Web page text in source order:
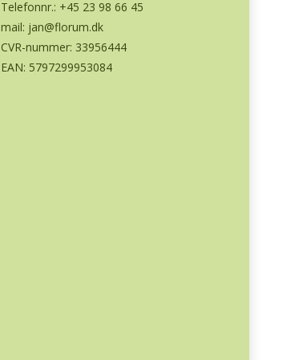
Telefonnr.: +45 23 98 66 45
mail: jan@florum.dk
CVR-nummer: 33956444
EAN: 5797299953084